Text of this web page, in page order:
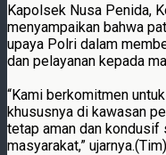
Kapolsek Nusa Penida,
menyampaikan bahwa
upaya Polri dalam
dan pelayanan kepada
“Kami berkomitmen
khususnya di kawasan
tetap aman dan kondusif
masyarakat,” ujarnya.(Tim)